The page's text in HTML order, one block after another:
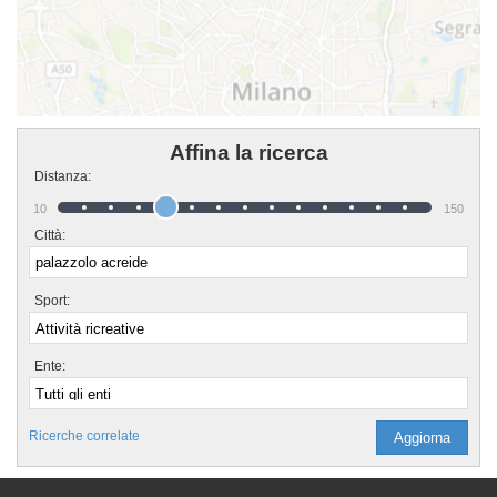
Affina la ricerca
Distanza:
10 150
Città:
Sport:
Ente:
Ricerche correlate